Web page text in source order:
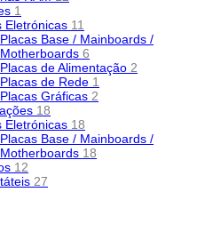
1
Eletrónicas 11
Placas Base / Mainboards /
Motherboards 6
Placas de Alimentação 2
Placas de Rede 1
Placas Gráficas 2
18
Eletrónicas 18
Placas Base / Mainboards /
Motherboards 18
12
27